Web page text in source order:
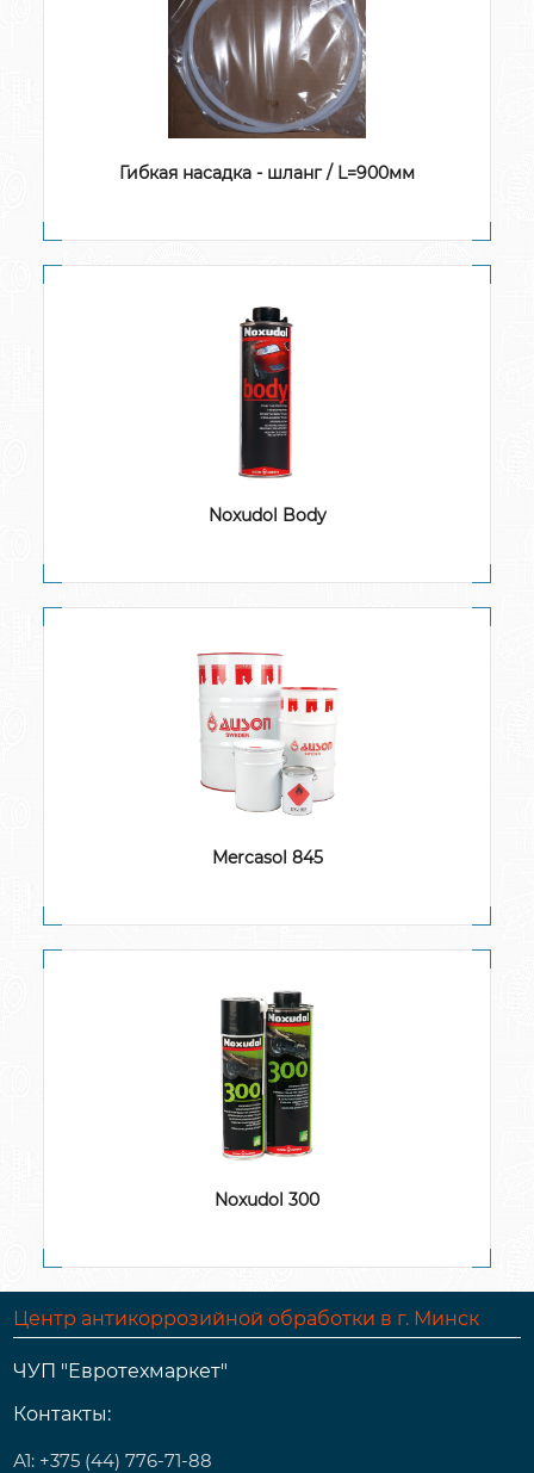
Гибкая насадка - шланг / L=900мм
Noxudol Body
Mercasol 845
Noxudol 300
Центр антикоррозийной обработки в г. Минск
ЧУП "Евротехмаркет"
Контакты:
А1: +375 (44) 776-71-88